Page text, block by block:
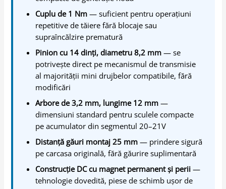
Cuplu de 1 Nm — suficient pentru operațiuni
repetitive de tăiere fără blocaje sau
supraîncălzire prematură
Pinion cu 14 dinți, diametru 8,2 mm — se
potrivește direct pe mecanismul de transmisie
al majorității mini drujbelor compatibile, fără
modificări
Arbore de 3,2 mm, lungime 12 mm —
dimensiuni standard pentru sculele compacte
pe acumulator din segmentul 20–21V
Distanță găuri montaj 25 mm — prindere sigură
pe carcasa originală, fără găurire suplimentară
Construcție DC cu magnet permanent și perii —
tehnologie dovedită, piese de schimb ușor de